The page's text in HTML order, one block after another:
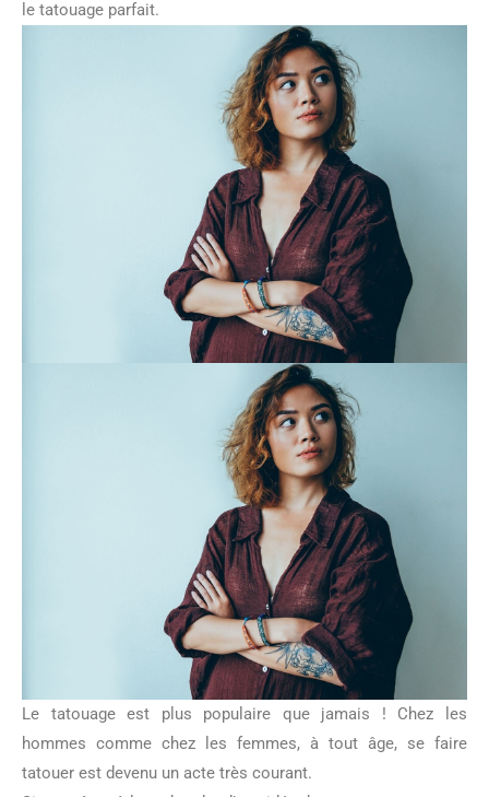
le tatouage parfait.
Le tatouage est plus populaire que jamais ! Chez les
hommes comme chez les femmes, à tout âge, se faire
tatouer est devenu un acte très courant.